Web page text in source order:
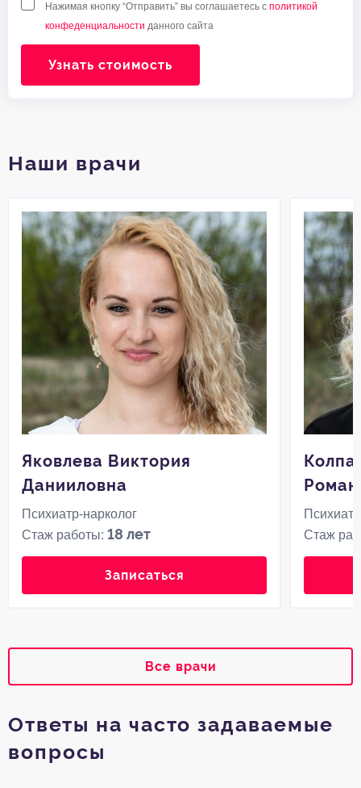
Нажимая кнопку “Отправить” вы соглашаетесь с политикой
конфеденциальности данного сайта
Узнать стоимость
Наши врачи
Яковлева Виктория
Данииловна
Психиатр-нарколог
Стаж работы:18 лет
Записаться
Стаж
Все врачи
Ответы на часто задаваемые
вопросы